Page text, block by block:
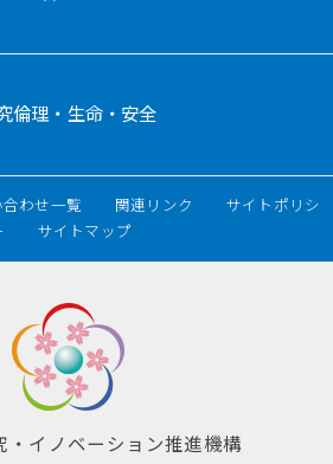
倫理・生命・安全
合わせ一覧 関連リンク
サイトポリシ
サイトマップ
・イノベーション推進機構